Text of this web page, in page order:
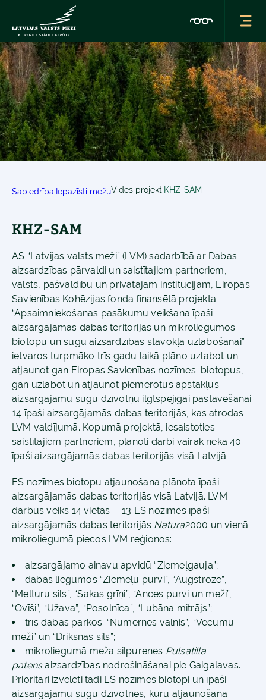
Sabiedrībai Iepazīsti mežuVides projektiKHZ-SAM
KHZ-SAM
AS “Latvijas valsts meži” (LVM) sadarbībā ar Dabas
aizsardzības pārvaldi un saistītajiem partneriem,
valsts, pašvaldību un privātajām institūcijām, Eiropas
Savienības Kohēzijas fonda finansētā projekta
“Apsaimniekošanas pasākumu veikšana īpaši
aizsargājamās dabas teritorijās un mikroliegumos
biotopu un sugu aizsardzības stāvokļa uzlabošanai”
ietvaros turpmāko trīs gadu laikā plāno uzlabot un
atjaunot gan Eiropas Savienības nozīmes biotopus,
gan uzlabot un atjaunot piemērotus apstākļus
aizsargājamu sugu dzīvotņu ilgtspējīgai pastāvēšanai
14 īpaši aizsargājamās dabas teritorijās, kas atrodas
LVM valdījumā. Kopumā projektā, iesaistoties
saistītajiem partneriem, plānoti darbi vairāk nekā 40
īpaši aizsargājamās dabas teritorijās visā Latvijā.
ES nozīmes biotopu atjaunošana plānota īpaši
aizsargājamās dabas teritorijās visā Latvijā. LVM
darbus veiks 14 vietās - 13 ES nozīmes īpaši
aizsargājamās dabas teritorijās Natura2000 un vienā
mikroliegumā piecos LVM reģionos:
aizsargājamo ainavu apvidū “Ziemeļgauja”;
dabas liegumos “Ziemeļu purvi”, “Augstroze”,
“Melturu sils”, “Sakas grīņi”, “Ances purvi un meži”,
“Ovīši”, “Užava”, “Posolnīca”, “Lubāna mitrājs”;
trīs dabas parkos: “Numernes valnis”, “Vecumu
meži” un “Driksnas sils”;
mikroliegumā meža silpurenes Pulsatilla
patensaizsardzības nodrošināšanai pie Gaigalavas.
Prioritāri izvēlēti tādi ES nozīmes biotopi un īpaši
aizsargājamu sugu dzīvotnes, kuru atjaunošana